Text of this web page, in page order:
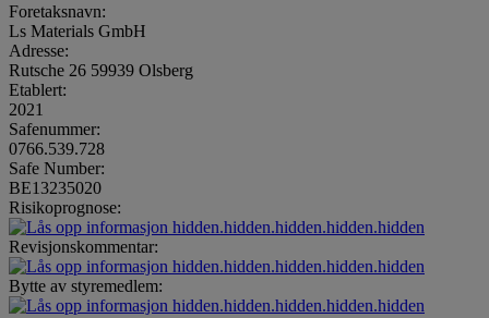
Foretaksnavn:
Ls Materials GmbH
Adresse:
Rutsche 26 59939 Olsberg
Etablert:
2021
Safenummer:
0766.539.728
Safe Number:
BE13235020
Risikoprognose:
hidden.hidden.hidden.hidden.hidden
Revisjonskommentar:
hidden.hidden.hidden.hidden.hidden
Bytte av styremedlem:
hidden.hidden.hidden.hidden.hidden